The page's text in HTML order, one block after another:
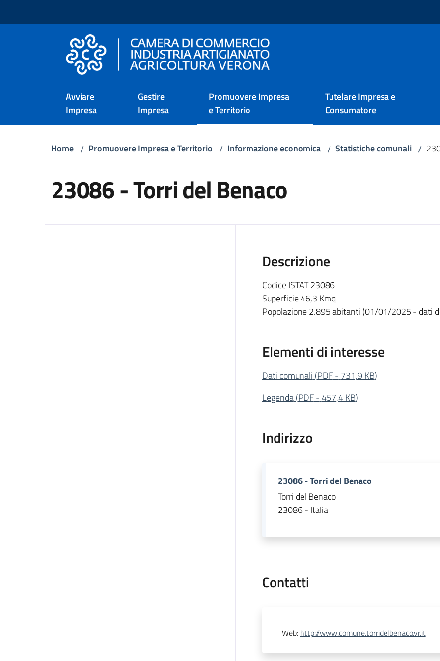
Camera di Commercio di Verona
Avviare
Impresa
Gestire
Impresa
Promuovere Impresa
e Territorio
Tutelare Impresa e
Consumatore
Home / Promuovere Impresa e Territorio / Informazione economica / Statistiche comunali /
23086 - Torri del Benaco
Descrizione
Codice ISTAT 23086
Superficie 46,3 Kmq
Popolazione 2.895 abitanti (01/01/2025 - dati
Elementi di interesse
Dati comunali (PDF- 731,9 KB)
Legenda(PDF-457,4 KB)
Indirizzo
23086 - Torri del Benaco
Torri del Benaco
23086 - Italia
Contatti
Web: http://www.comune.torridelbenaco.vr.it